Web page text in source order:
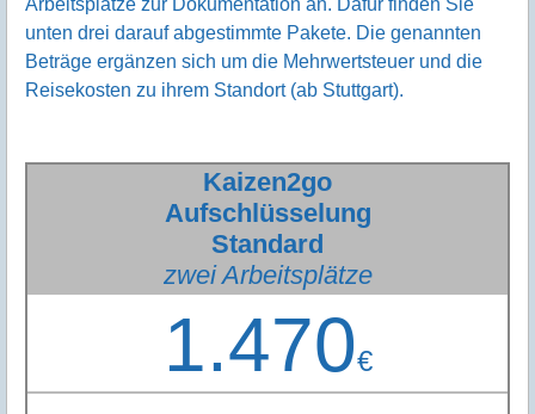
Drei Pakete für jeden Bedarf
Je nach Art der Tätigkeiten in Ihrem Unternehmen und
der individuellen Situation stehen mehr oder weniger
Beträge ergänzen sich um die Mehrwertsteuer und die
Reisekosten zu ihrem Standort (ab Stuttgart).
Kaizen2go
Aufschlüsselung
Standard
zwei Arbeitsplätze